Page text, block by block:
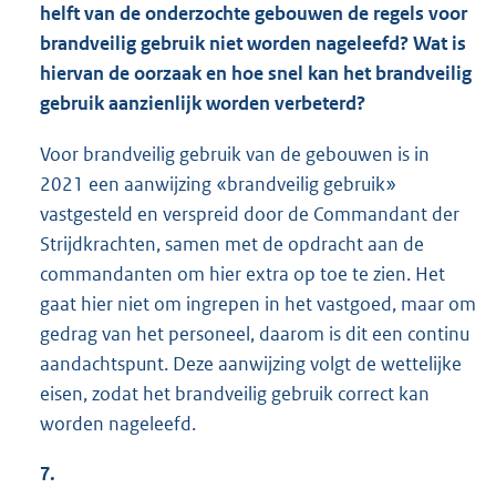
helft van de onderzochte gebouwen de regels voor
brandveilig gebruik niet worden nageleefd? Wat is
hiervan de oorzaak en hoe snel kan het brandveilig
gebruik aanzienlijk worden verbeterd?
Voor brandveilig gebruik van de gebouwen is in
2021 een aanwijzing «brandveilig gebruik»
vastgesteld en verspreid door de Commandant der
Strijdkrachten, samen met de opdracht aan de
commandanten om hier extra op toe te zien. Het
gaat hier niet om ingrepen in het vastgoed, maar om
gedrag van het personeel, daarom is dit een continu
aandachtspunt. Deze aanwijzing volgt de wettelijke
eisen, zodat het brandveilig gebruik correct kan
worden nageleefd.
7.